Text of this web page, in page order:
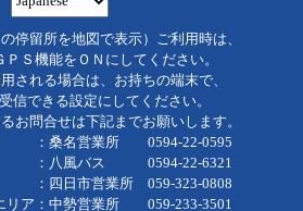
停留所を地図で表示）ご利用時は、
Ｓ機能をＯＮにしてください。
される場合は、お持ちの端末で、
信できる設定にしてください。
お問合せは下記までお願いします。
桑名営業所 0594-22-0595
ス 0594-22-6321
四日市営業所 059-323-0808
リア：中勢営業所 059-233-3501